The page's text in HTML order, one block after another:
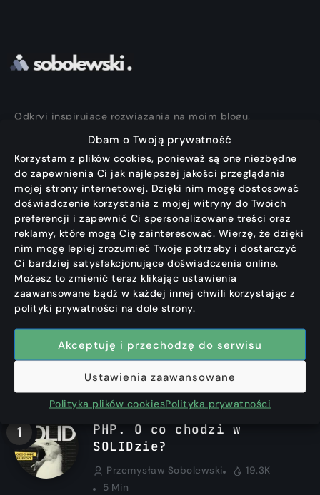
Dbam o Twoją prywatność
Korzystam z plików cookies, ponieważ są one niezbędne
do zapewnienia Ci jak najlepszej jakości przeglądania
mojej strony internetowej. Dzięki nim mogę dostosować
doświadczenie korzystania z mojej witryny do Twoich
preferencji i zapewnić Ci spersonalizowane treści oraz
reklamy, które mogą Cię zainteresować. Wierzę, że dzięki
nim mogę lepiej zrozumieć Twoje potrzeby i dostarczyć
Ci bardziej satysfakcjonujące doświadczenia online.
Możesz to zmienić teraz klikając ustawienia
zaawansowane bądź w każdej innej chwili korzystając z
polityki prywatności na dole strony.
Akceptuję i przechodzę do serwisu
Ustawienia zaawansowane
Polityka plików cookiesPolityka prywatności
Odkryj inspirujące rozwiązania na moim blogu,
które pomogą Ci przezwyciężyć programistyczne
wyzwania. Znajdziesz tu praktyczne poradniki,
najnowsze trendy oraz fascynujące ciekawostki ze
świata technologii.
Dołącz do mojej społeczności, aby rozwijać swoje
umiejętności, korzystając z mojej wiedzy i
doświadczenia.
#followyourbliss
Najchętniej czytane
SOLID z przykładami w
PHP. O co chodzi w
SOLIDzie?
Przemysław Sobolewski
19.3K
5 Min